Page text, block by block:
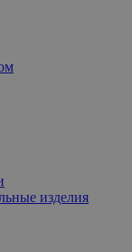
изделия